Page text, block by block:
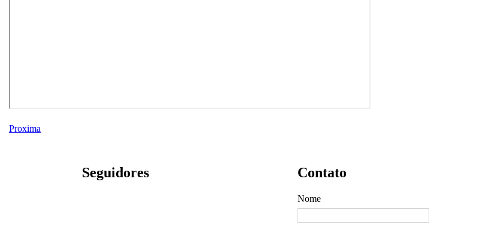
Proxima
Seguidores Contato
Nome